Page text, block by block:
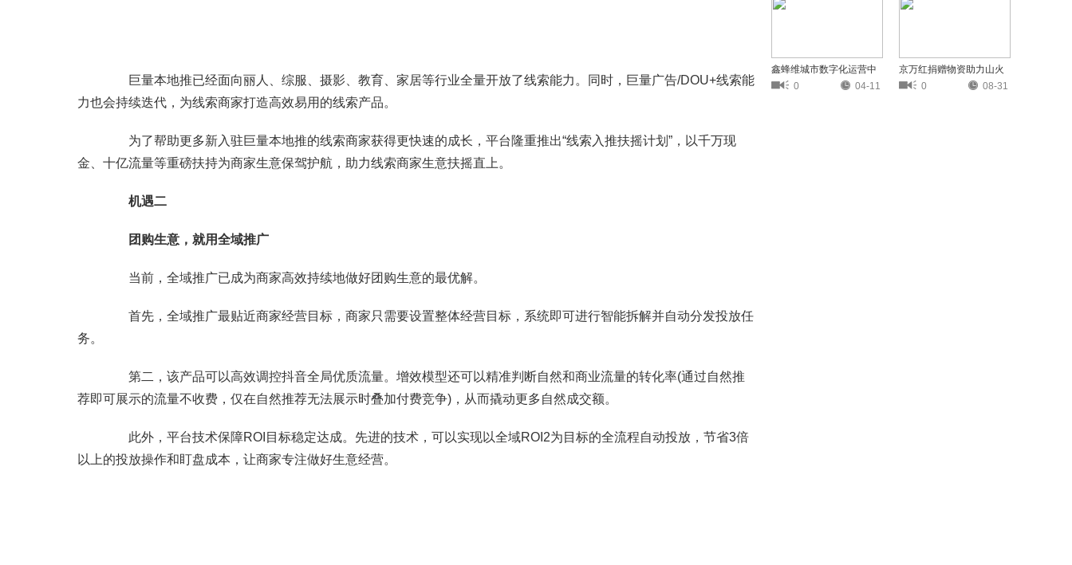
巨量本地推已经面向丽人、综服、摄影、教育、家居等行业全量开放了线索能力。同时，巨量广告/DOU+线索能
力也会持续迭代，为线索商家打造高效易用的线索产品。
为了帮助更多新入驻巨量本地推的线索商家获得更快速的成长，平台隆重推出“线索入推扶摇计划”，以千万现
金、十亿流量等重磅扶持为商家生意保驾护航，助力线索商家生意扶摇直上。
机遇二
团购生意，就用全域推广
当前，全域推广已成为商家高效持续地做好团购生意的最优解。
首先，全域推广最贴近商家经营目标，商家只需要设置整体经营目标，系统即可进行智能拆解并自动分发投放任
务。
第二，该产品可以高效调控抖音全局优质流量。增效模型还可以精准判断自然和商业流量的转化率(通过自然推
荐即可展示的流量不收费，仅在自然推荐无法展示时叠加付费竞争)，从而撬动更多自然成交额。
此外，平台技术保障ROI目标稳定达成。先进的技术，可以实现以全域ROI2为目标的全流程自动投放，节省3倍
以上的投放操作和盯盘成本，让商家专注做好生意经营。
鑫蜂维城市数字化运营中
心项目 引各地方政府积极
参访调研
0 04-11
京万红捐赠物资助力山火
救援，向逆火而行的英雄
致敬 0 08-31